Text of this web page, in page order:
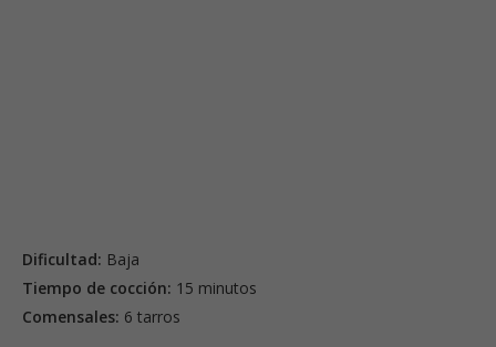
Dificultad: Baja
Tiempo de cocción: 15 minutos
Comensales: 6 tarros